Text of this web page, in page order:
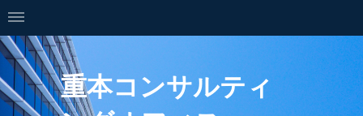
重本コンサルティ